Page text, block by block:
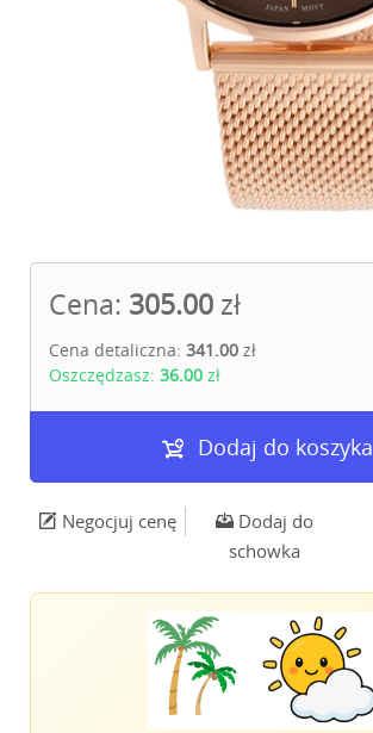
Cena: 305.00 zł
Cena detaliczna: 341.00 zł
Oszczędzasz: 36.00 zł
Dodaj do koszyka
Negocjuj cenę
Dodaj do
schowka